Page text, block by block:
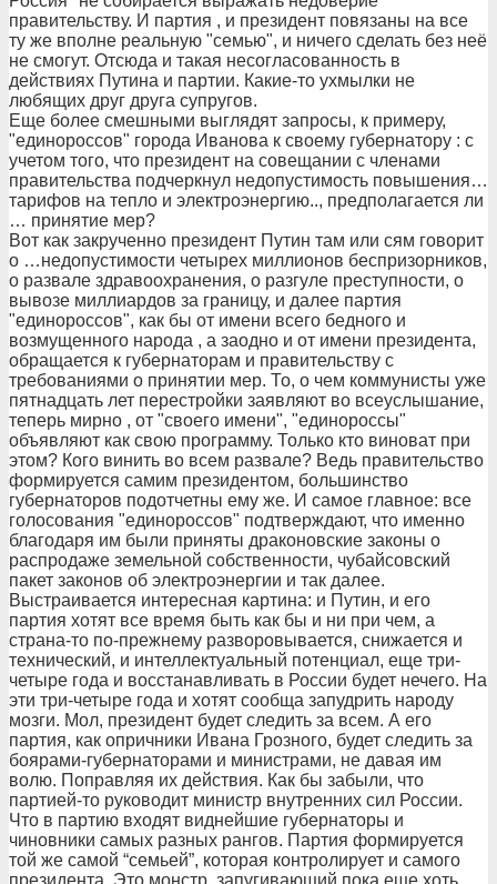
правительству. И партия , и президент повязаны на все
ту же вполне реальную "семью", и ничего сделать без неё
не смогут. Отсюда и такая несогласованность в
действиях Путина и партии. Какие-то ухмылки не
любящих друг друга супругов.
Еще более смешными выглядят запросы, к примеру,
"единороссов" города Иванова к своему губернатору : с
учетом того, что президент на совещании с членами
правительства подчеркнул недопустимость повышения…
тарифов на тепло и электроэнергию.., предполагается ли
… принятие мер?
Вот как закрученно президент Путин там или сям говорит
о …недопустимости четырех миллионов беспризорников,
о развале здравоохранения, о разгуле преступности, о
вывозе миллиардов за границу, и далее партия
"единороссов", как бы от имени всего бедного и
возмущенного народа , а заодно и от имени президента,
обращается к губернаторам и правительству с
требованиями о принятии мер. То, о чем коммунисты уже
пятнадцать лет перестройки заявляют во всеуслышание,
теперь мирно , от "своего имени", "единороссы"
объявляют как свою программу. Только кто виноват при
этом? Кого винить во всем развале? Ведь правительство
формируется самим президентом, большинство
губернаторов подотчетны ему же. И самое главное: все
голосования "единороссов" подтверждают, что именно
благодаря им были приняты драконовские законы о
распродаже земельной собственности, чубайсовский
пакет законов об электроэнергии и так далее.
Выстраивается интересная картина: и Путин, и его
партия хотят все время быть как бы и ни при чем, а
страна-то по-прежнему разворовывается, снижается и
технический, и интеллектуальный потенциал, еще три-
четыре года и восстанавливать в России будет нечего. На
эти три-четыре года и хотят сообща запудрить народу
мозги. Мол, президент будет следить за всем. А его
партия, как опричники Ивана Грозного, будет следить за
боярами-губернаторами и министрами, не давая им
волю. Поправляя их действия. Как бы забыли, что
партией-то руководит министр внутренних сил России.
Что в партию входят виднейшие губернаторы и
чиновники самых разных рангов. Партия формируется
той же самой “семьей”, которая контролирует и самого
президента. Это монстр, запугивающий пока еще хоть